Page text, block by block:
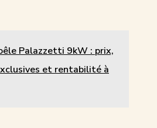
Palazzetti 9kW : prix,
et rentabilité à